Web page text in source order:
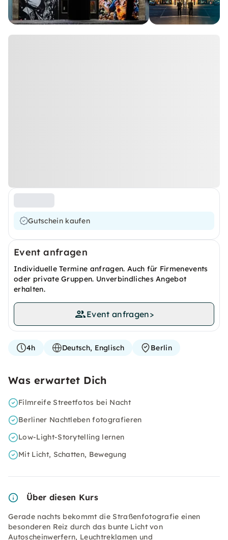
Gutschein kaufen
Event anfragen
Individuelle Termine anfragen. Auch für Firmenevents
oder private Gruppen. Unverbindliches Angebot
erhalten.
Event anfragen>
4h Deutsch, Englisch Berlin
Was erwartet Dich
Filmreife Streetfotos bei Nacht
Berliner Nachtleben fotografieren
Low-Light-Storytelling lernen
Mit Licht, Schatten, Bewegung
Über diesen Kurs
Gerade nachts bekommt die Straßenfotografie einen
besonderen Reiz durch das bunte Licht von
Autoscheinwerfern, Leuchtreklamen und